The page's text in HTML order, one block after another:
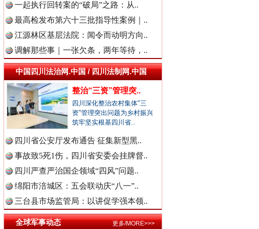
医院回应要求先献血再输血致人..
虎门通报“4车道变3车道车祸”
爆破拆火车站致周边房屋裂缝？
一医院涉嫌在中药里添加安眠药
柳州鱼峰区教育局发布辟谣声明
福建中医药大学附属人民医院：..
“市长信箱”出现答复错误问题
中日友好医院通报肖某相关问题
官方通报“三河广告牌匾改色”
教师被举报用假身份与女生恋爱
网民反映新能源充电电价差异大
广西一栋5层楼墙体和地基开裂
天津市委常委、组织部部长周德..
官方通报西安赛格商场坠亡事件
执行局长被指低俗骚扰女当事人
同心逐梦
余华英二审被判死刑
一起执行回转案的“破局”之路：从..
最高检发布第六十三批指导性案例｜..
江源林区基层法院：闻令而动明方向..
调解那些事｜一张欠条，两年等待，..
中国四川法治网.中国 / 四川法制网.中国
整治“三资”管理突..
四川深化整治农村集体"三
资"管理突出问题为乡村振兴
筑牢坚实根基四川省..
四川省公安厅发布通告 征集新型黑..
事故致5死1伤，四川省安委会挂牌督..
四川严查严治国企领域“四风”问题..
绵阳市涪城区：五会联动庆“八一”..
三台县市场监管局：以讲促学强本领..
全球军事动态 更多/MORE>>>